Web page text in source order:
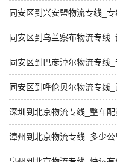
同安区到兴安盟物流专线_专
同安区到乌兰察布物流专线_
同安区到巴彦淖尔物流专线_
同安区到呼伦贝尔物流专线_
深圳到北京物流专线_整车配
漳州到北京物流专线_多少公